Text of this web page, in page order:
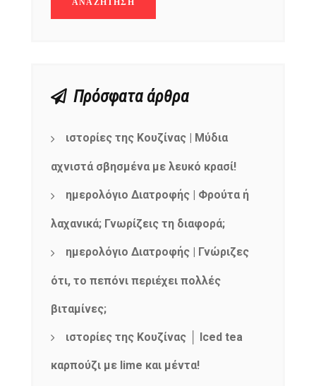
Πρόσφατα άρθρα
ιστορίες της Κουζίνας | Μύδια
αχνιστά σβησμένα με λευκό κρασί!
ημερολόγιο Διατροφής | Φρούτα ή
λαχανικά; Γνωρίζεις τη διαφορά;
ημερολόγιο Διατροφής | Γνώριζες
ότι, το πεπόνι περιέχει πολλές
βιταμίνες;
ιστορίες της Κουζίνας │ Iced tea
καρπούζι με lime και μέντα!
NEWSLETTER
mel
y updates
fro
m